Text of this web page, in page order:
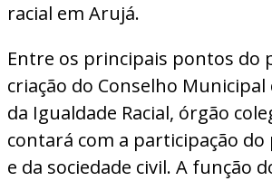
racial em Arujá.
Entre os principais pontos do
criação do Conselho Municipal
da Igualdade Racial, órgão
contará com a participação
e da sociedade civil. A função